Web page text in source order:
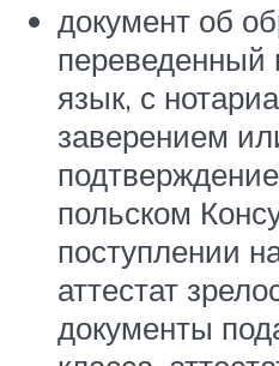
документ об
переведенный
язык, с
заверением
польском
поступлении
аттестат
документы